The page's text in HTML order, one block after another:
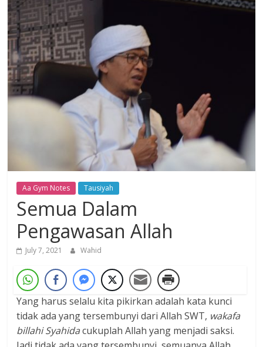
Dzikir,
Fikir,
Ikhtiar
Aa Gym Notes Tausiyah
Semua Dalam
Pengawasan Allah
July 7, 2021 Wahid
Yang harus selalu kita pikirkan adalah kata kunci
tidak ada yang tersembunyi dari Allah SWT, wakafa
billahi Syahidacukuplah Allah yang menjadi saksi.